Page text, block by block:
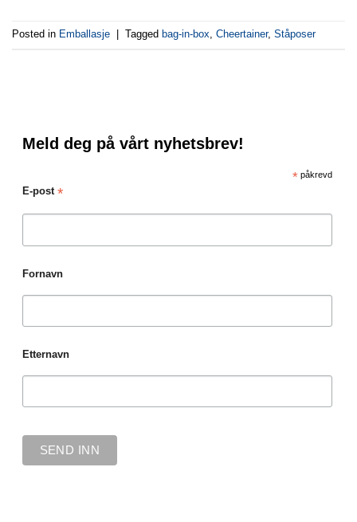
Posted in Emballasje Tagged bag-in-box Cheertainer, Ståposer
Meld deg på vårt nyhetsbrev!
*påkrevd
E-post *
Fornavn
Etternavn